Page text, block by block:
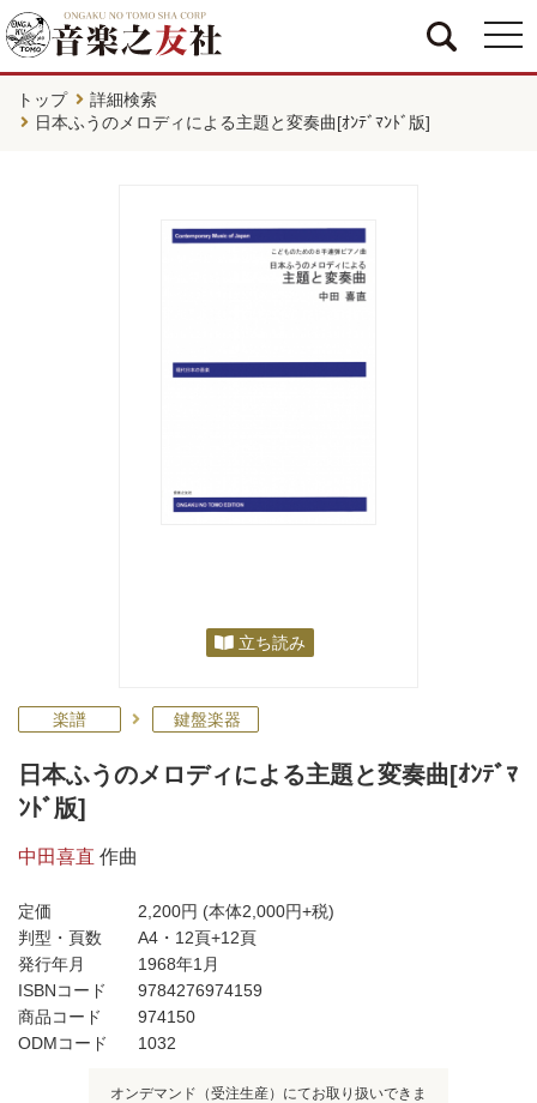
トップ
詳細検索
日本ふうのメロディによる主題と変奏曲[ｵﾝﾃﾞﾏﾝﾄﾞ版]
立ち読み
楽譜 鍵盤楽器
日本ふうのメロディによる主題と変奏曲[ｵﾝﾃﾞﾏ
ﾝﾄﾞ版]
中田喜直 作曲
定価 2,200円 (本体2,000円+税)
判型・頁数
A4・12頁+12頁
発行年月
1968年1月
ISBNコード
9784276974159
商品コード
974150
ODMコード
1032
オンデマンド（受注生産）にてお取り扱いできま